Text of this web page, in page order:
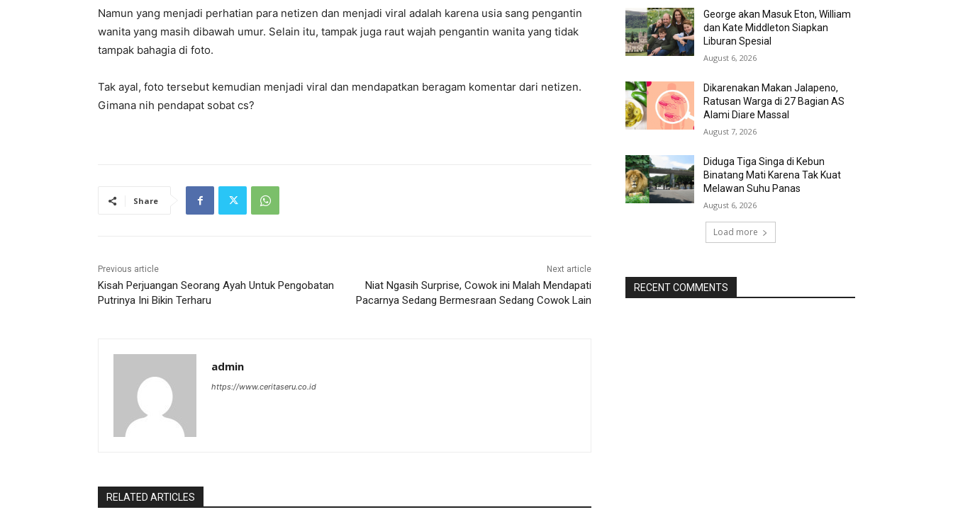
Namun yang menjadi perhatian para netizen dan menjadi viral adalah karena usia sang pengantin
wanita yang masih dibawah umur. Selain itu, tampak juga raut wajah pengantin wanita yang tidak
tampak bahagia di foto.
Tak ayal, foto tersebut kemudian menjadi viral dan mendapatkan beragam komentar dari netizen.
Gimana nih pendapat sobat cs?
Share
Previous article
Kisah Perjuangan Seorang Ayah Untuk Pengobatan
Putrinya Ini Bikin Terharu
Next article
Niat Ngasih Surprise, Cowok ini Malah Mendapati
Pacarnya Sedang Bermesraan Sedang Cowok Lain
admin
https://www.ceritaseru.co.id
RELATED ARTICLES
George akan Masuk Eton, William
dan Kate Middleton Siapkan
Liburan Spesial
August 6, 2026
Dikarenakan Makan Jalapeno,
Ratusan Warga di 27 Bagian AS
Alami Diare Massal
August 7, 2026
Diduga Tiga Singa di Kebun
Binatang Mati Karena Tak Kuat
Melawan Suhu Panas
August 6, 2026
Load more
RECENT COMMENTS